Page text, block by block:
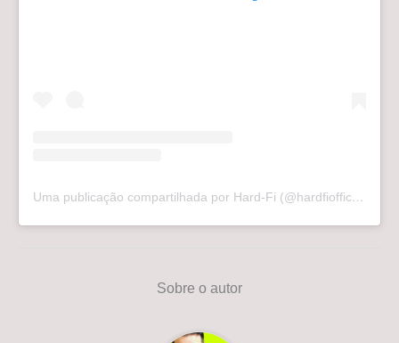
Uma publicação compartilhada por Hard-Fi (@hardfiofficial)
Sobre o autor